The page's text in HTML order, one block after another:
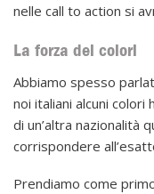
nelle call to action si
La forza dei colori
Abbiamo spesso
noi italiani alcuni
di un’altra nazionalità
corrispondere
Prendiamo come